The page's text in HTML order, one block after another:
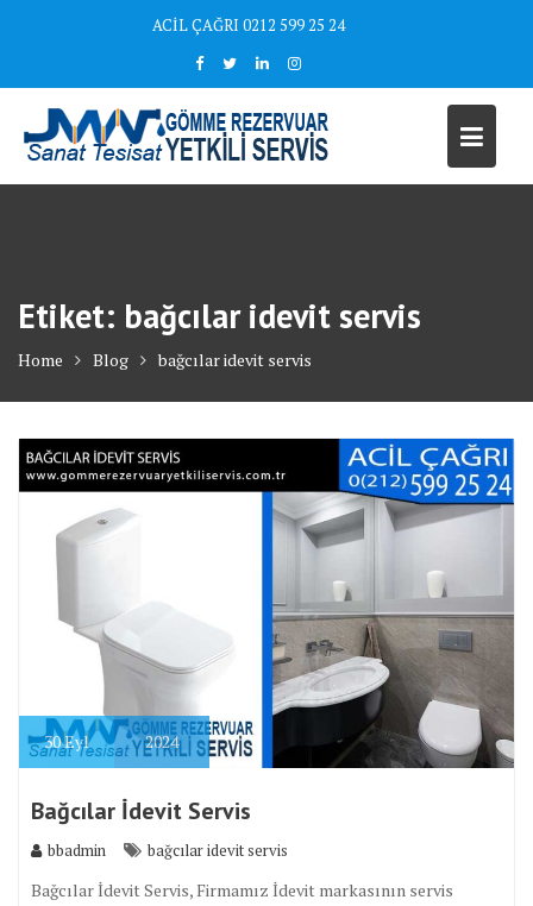
ACİL ÇAĞRI 0212 599 25 24
Etiket: bağcılar idevit servis
Home Blog bağcılar idevit servis
30Eyl 2024
Bağcılar İdevit Servis
bbadmin bağcılar idevit servis
Bağcılar İdevit Servis, Firmamız İdevit markasının servis